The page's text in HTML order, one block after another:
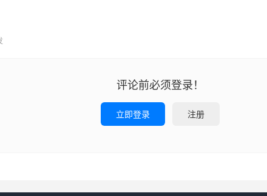
评论前必须登录！
立即登录 注册